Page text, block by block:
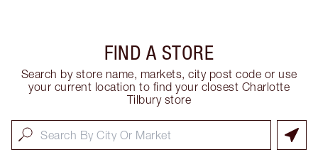
FIND A STORE
Search by store name, markets, city post code or use
your current location to find your closest Charlotte
Tilbury store